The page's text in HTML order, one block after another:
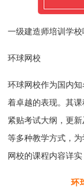
一级建造师培训学
环球网校
环球网校作为国内
着卓越的表现。其
紧贴考试大纲，更
等多种教学方式，
网校的课程内容详
环